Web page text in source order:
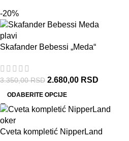
-20%
Skafander Bebessi „Meda“
3.350,00RSD 2.680,00 RSD
ODABERITE OPCIJE
Cveta kompletić NipperLand